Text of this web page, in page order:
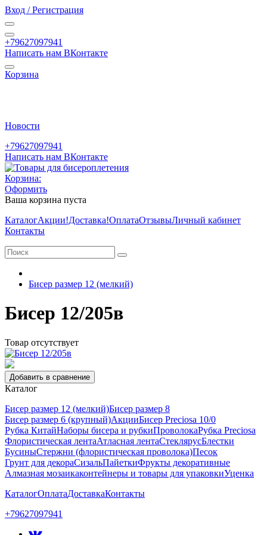
Вход / Регистрация
+79627097941
Написать нам ВКонтакте
Корзина
Новости
+79627097941
Написать нам ВКонтакте
Корзина:
Оформить
Ваша корзина пуста
КаталогАкции!Доставка!ОплатаОтзывыЛичный кабинет
Контакты
Бисер размер 12 (мелкий)
Бисер 12/205в
Товар отсутствует
Добавить в сравнение
Каталог
Бисер размер 12 (мелкий)Бисер размер 8
Бисер размер 6 (крупный)АкцииБисер Preciosa 10/0
Рубка КитайНаборы бисера и рубкиПроволокаРубка Preciosa
Флористическая лентаАтласная лентаСтеклярусБлестки
БусиныСтержни (флористическая проволока)Песок
Грунт для декораСизальПайеткиФрукты декоративные
Алмазная мозаикаконтейнеры и товары для упаковкиУценка
КаталогОплатаДоставкаКонтакты
+79627097941